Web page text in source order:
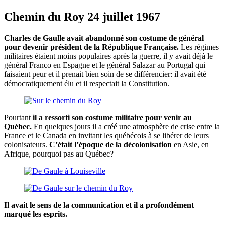
Chemin du Roy 24 juillet 1967
Charles de Gaulle avait abandonné son costume de général
pour devenir président de la République Française. Les régimes
militaires étaient moins populaires après la guerre, il y avait déjà le
général Franco en Espagne et le général Salazar au Portugal qui
faisaient peur et il prenait bien soin de se différencier: il avait été
démocratiquement élu et il respectait la Constitution.
Pourtant il a ressorti son costume militaire pour venir au
Québec. En quelques jours il a créé une atmosphère de crise entre la
France et le Canada en invitant les québécois à se libérer de leurs
colonisateurs. C’était l’époque de la décolonisation en Asie, en
Afrique, pourquoi pas au Québec?
Il avait le sens de la communication et il a profondément
marqué les esprits.